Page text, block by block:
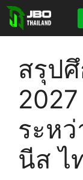
Skip
content
สรุป
ระห
นีส ไ